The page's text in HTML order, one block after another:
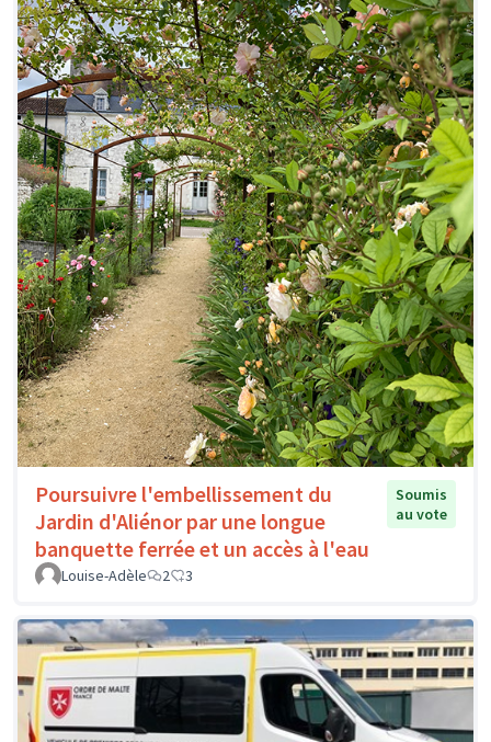
Poursuivre l'embellissement du
Jardin d'Aliénor par une longue
banquette ferrée et un accès à l'eau
Soumis
au vote
Louise-Adèle 2 3